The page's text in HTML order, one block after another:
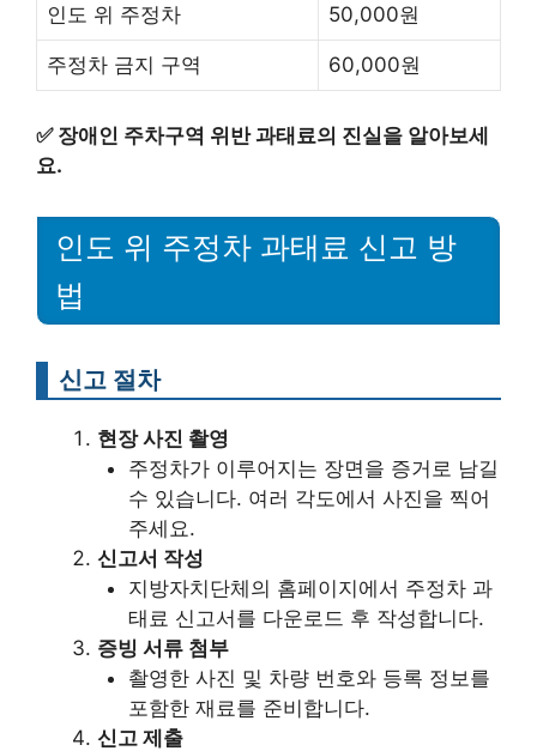
인도 위 주정차 50,000원
주정차 금지 구역 60,000원
✅ 장애인 주차구역 위반 과태료의 진실을 알아보세
요.
인도 위 주정차 과태료 신고 방
법
신고 절차
현장 사진 촬영
주정차가 이루어지는 장면을 증거로 남길
수 있습니다. 여러 각도에서 사진을 찍어
주세요.
신고서 작성
지방자치단체의 홈페이지에서 주정차 과
태료 신고서를 다운로드 후 작성합니다.
증빙 서류 첨부
촬영한 사진 및 차량 번호와 등록 정보를
포함한 재료를 준비합니다.
신고 제출